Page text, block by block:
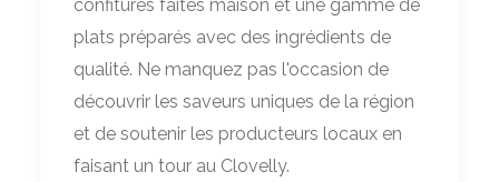
confitures faites maison et une gamme de
plats préparés avec des ingrédients de
qualité. Ne manquez pas l'occasion de
découvrir les saveurs uniques de la région
et de soutenir les producteurs locaux en
faisant un tour au Clovelly.